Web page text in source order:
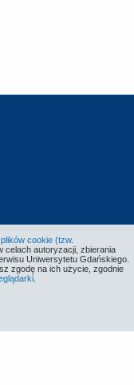
cookie (tzw.
celach autoryzacji, zbierania
Uniwersytetu Gdańskiego.
zgodę na ich użycie, zgodnie